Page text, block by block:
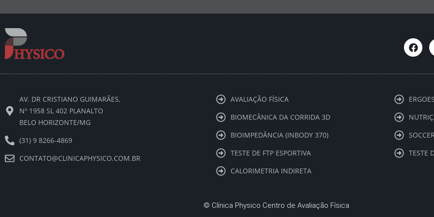
c
e
b
o
AV. DR CRISTIANO GUIMARÃES,
Nº 1958 SL 402 PLANALTO
BELO HORIZONTE/MG
(31) 9 8266-4869
CONTATO@CLINICAPHYSICO.COM.BR
AVALIAÇÃO FÍSICA
BIOMECÂNICA DA CORRIDA 3D
BIOIMPEDÂNCIA (INBODY 370)
TESTE DE FTP ESPORTIVA
CALORIMETRIA INDIRETA
TESTE
© Clínica Physico Centro de Avaliação Física